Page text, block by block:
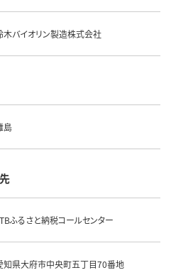
木バイオリン製造株式会社
島
ふるさと納税コールセンター
知県大府市中央町五丁目70番地